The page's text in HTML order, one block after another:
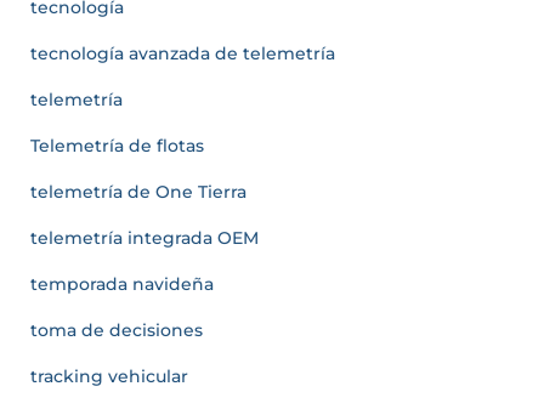
tecnología
tecnología avanzada de telemetría
telemetría
Telemetría de flotas
telemetría de One Tierra
telemetría integrada OEM
temporada navideña
toma de decisiones
tracking vehicular